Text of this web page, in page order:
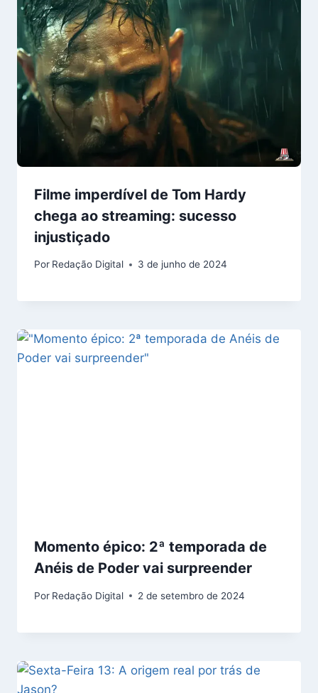
Filme imperdível de Tom Hardy
chega ao streaming: sucesso
injustiçado
Por Redação Digital 3 de junho de 2024
Momento épico: 2ª temporada de
Anéis de Poder vai surpreender
Por Redação Digital 2 de setembro de 2024